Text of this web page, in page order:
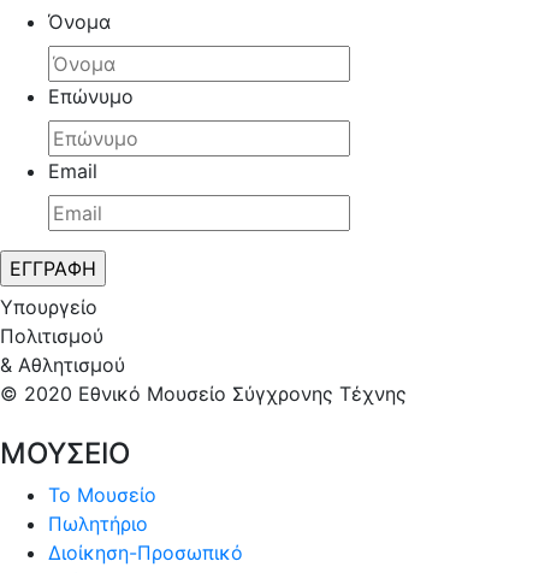
Όνομα
Επώνυμο
Email
Υπουργείο
Πολιτισμού
& Αθλητισμού
© 2020 Εθνικό Μουσείο Σύγχρονης Τέχνης
ΜΟΥΣΕΙΟ
Το Μουσείο
Πωλητήριο
Διοίκηση-Προσωπικό